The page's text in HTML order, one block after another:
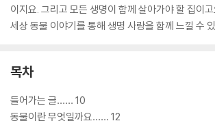
이지요. 그리고 모든 생명이 함께 살아가야 할 집이
세상 동물 이야기를 통해 생명 사랑을 함께 느낄 수
목차
들어가는 글…… 10
동물이란 무엇일까요…… 12